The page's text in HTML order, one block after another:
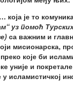
је то
уз помоћ
са важним и
мисионарска,
које би
уније и
исламистичкој